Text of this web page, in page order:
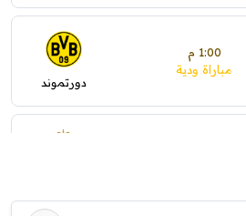
1:00 م
مباراة ودية
دورتموند